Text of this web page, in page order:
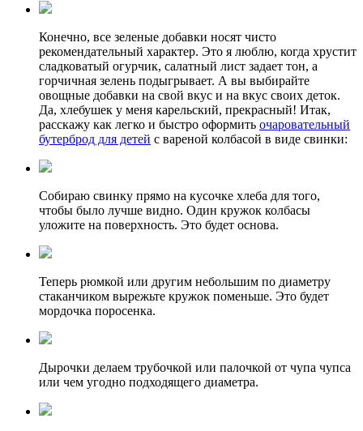
Конечно, все зеленые добавки носят чисто
рекомендательный характер. Это я люблю, когда хрустит
сладковатый огурчик, салатный лист задает тон, а
горчичная зелень подыгрывает. А вы выбирайте
овощные добавки на свой вкус и на вкус своих деток.
Да, хлебушек у меня карельский, прекрасный! Итак,
расскажу как легко и быстро оформить очаровательный
бутерброд для детей с вареной колбасой в виде свинки:
Собираю свинку прямо на кусочке хлеба для того,
чтобы было лучше видно. Один кружок колбасы
уложите на поверхность. Это будет основа.
Теперь рюмкой или другим небольшим по диаметру
стаканчиком вырежьте кружок поменьше. Это будет
мордочка поросенка.
Дырочки делаем трубочкой или палочкой от чупа чупса
или чем угодно подходящего диаметра.